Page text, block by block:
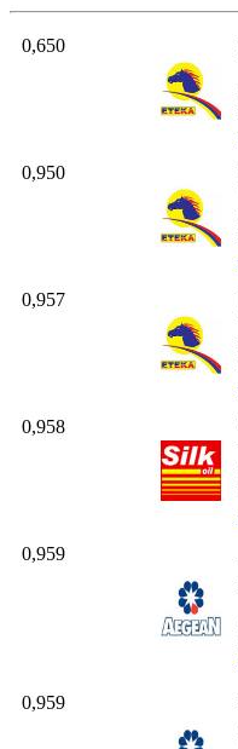
0,650
0,950
0,957
0,958
0,959
0,959